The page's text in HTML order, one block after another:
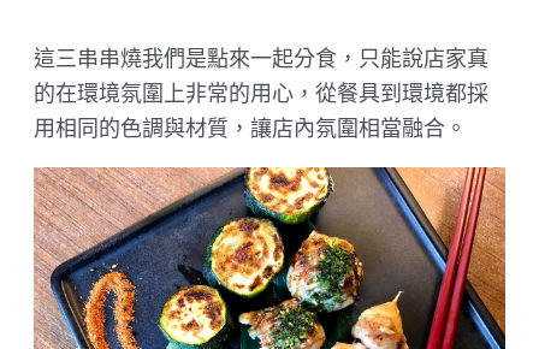
這三串串燒我們是點來一起分食，只能說店家真
的在環境氛圍上非常的用心，從餐具到環境都採
用相同的色調與材質，讓店內氛圍相當融合。